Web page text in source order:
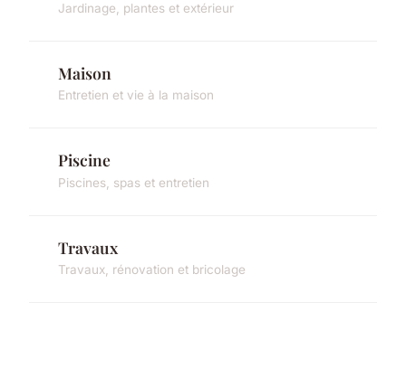
Jardinage, plantes et extérieur
Maison
Entretien et vie à la maison
Piscine
Piscines, spas et entretien
Travaux
Travaux, rénovation et bricolage